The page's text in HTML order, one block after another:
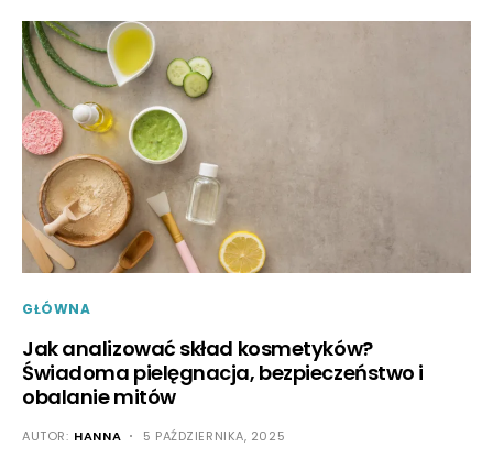
GŁÓWNA
Jak analizować skład kosmetyków?
Świadoma pielęgnacja, bezpieczeństwo i
obalanie mitów
AUTOR: HANNA 5 PAŹDZIERNIKA, 2025